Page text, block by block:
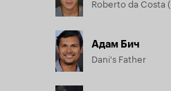
Адам Бич
Dani's Father